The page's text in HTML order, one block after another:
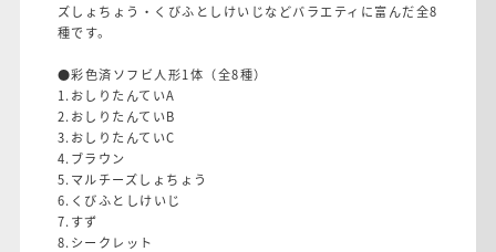
ズしょちょう・くびふとしけいじなどバラエティに富んだ全8
種です。
●彩色済ソフビ人形1体（全8種）
1.おしりたんていA
2.おしりたんていB
3.おしりたんていC
4.ブラウン
5.マルチーズしょちょう
6.くびふとしけいじ
7.すず
8.シークレット